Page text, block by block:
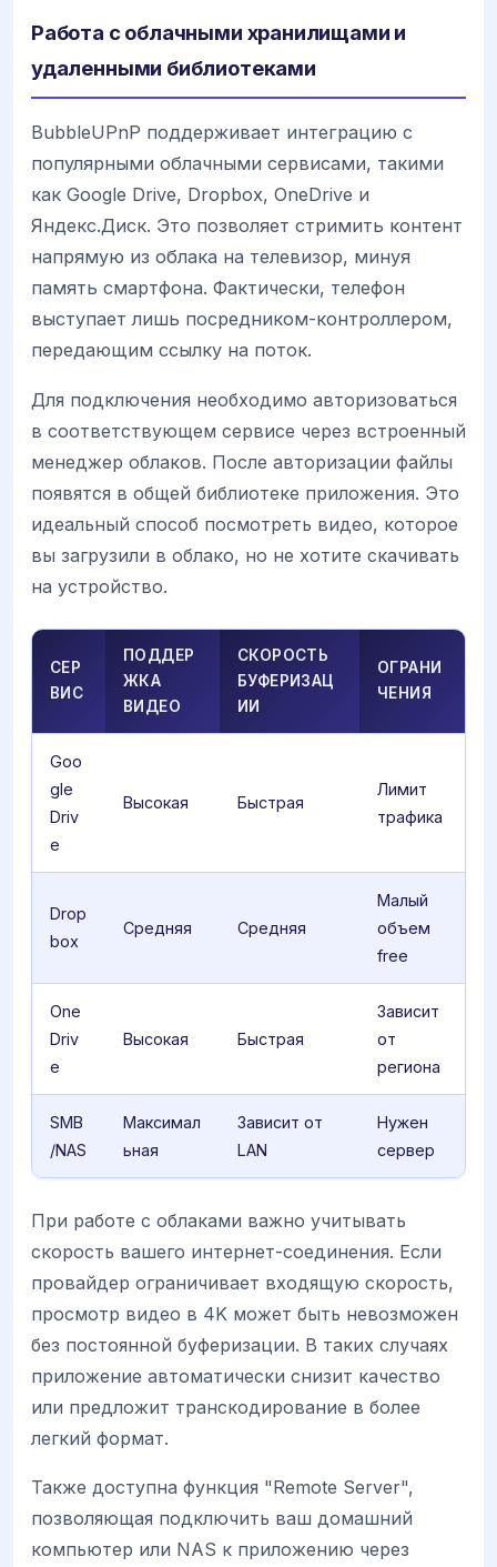
Работа с облачными хранилищами и
удаленными библиотеками
BubbleUPnP поддерживает интеграцию с
популярными облачными сервисами, такими
как Google Drive, Dropbox, OneDrive и
Яндекс.Диск. Это позволяет стримить контент
напрямую из облака на телевизор, минуя
память смартфона. Фактически, телефон
выступает лишь посредником-контроллером,
передающим ссылку на поток.
Для подключения необходимо авторизоваться
в соответствующем сервисе через встроенный
менеджер облаков. После авторизации файлы
появятся в общей библиотеке приложения. Это
идеальный способ посмотреть видео, которое
вы загрузили в облако, но не хотите скачивать
на устройство.
СЕР
ВИС
ПОДДЕР
ЖКА
ВИДЕО
СКОРОСТЬ
БУФЕРИЗАЦ
ИИ
ОГРАНИ
ЧЕНИЯ
Goo
gle
Driv
e
Высокая Быстрая
Лимит
трафика
Drop
box
Средняя Средняя
Малый
объем
free
One
Driv
e
Высокая Быстрая
Зависит
от
региона
SMB
/NAS
Максимал
ьная
Зависит от
LAN
Нужен
сервер
При работе с облаками важно учитывать
скорость вашего интернет-соединения. Если
провайдер ограничивает входящую скорость,
просмотр видео в 4K может быть невозможен
без постоянной буферизации. В таких случаях
приложение автоматически снизит качество
или предложит транскодирование в более
легкий формат.
Также доступна функция "Remote Server",
позволяющая подключить ваш домашний
компьютер или NAS к приложению через